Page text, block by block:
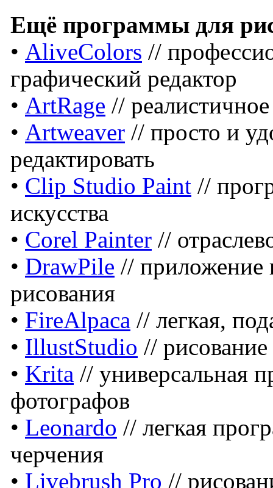
Ещё программы для
• AliveColors //
графический редактор
• ArtRage //
• Artweaver // просто и
редактировать
• Clip Studio Paint //
искусства
• Corel Painter //
• DrawPile // приложение
рисования
• FireAlpaca // легкая,
• IllustStudio //
• Krita // универсальная
фотографов
• Leonardo // легкая
черчения
• Livebrush Pro //